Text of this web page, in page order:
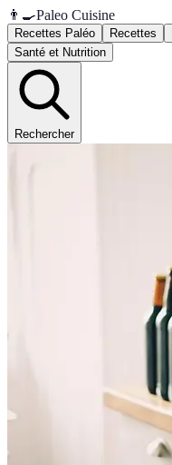
👨‍🍳Paleo Cuisine
Recettes Paléo Recettes
Santé et Nutrition
Rechercher